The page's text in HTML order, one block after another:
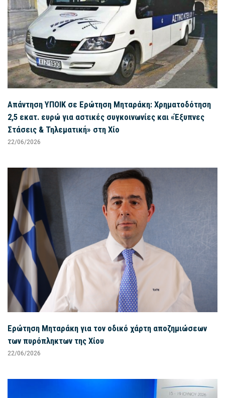
Απάντηση ΥΠΟΙΚ σε Ερώτηση Μηταράκη: Χρηματοδότηση
2,5 εκατ. ευρώ για αστικές συγκοινωνίες και «Έξυπνες
Στάσεις & Τηλεματική» στη Χίο
22/06/2026
Ερώτηση Μηταράκη για τον οδικό χάρτη αποζημιώσεων
των πυρόπληκτων της Χίου
22/06/2026